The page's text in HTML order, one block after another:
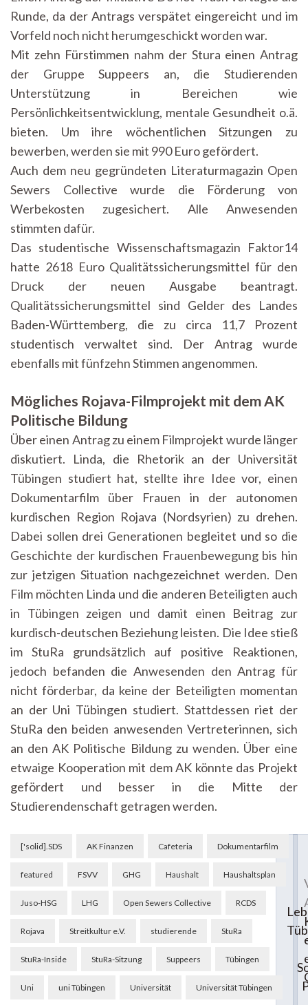
Runde, da der Antrags verspätet eingereicht und im
Vorfeld noch nicht herumgeschickt worden war.
Mit zehn Fürstimmen nahm der Stura einen Antrag
der Gruppe Suppeers an, die Studierenden
Unterstützung in Bereichen wie
Persönlichkeitsentwicklung, mentale Gesundheit o.ä.
bieten. Um ihre wöchentlichen Sitzungen zu
bewerben, werden sie mit 990 Euro gefördert.
Auch dem neu gegründeten Literaturmagazin Open
Sewers Collective wurde die Förderung von
Werbekosten zugesichert. Alle Anwesenden
stimmten dafür.
Das studentische Wissenschaftsmagazin Faktor14
hatte 2618 Euro Qualitätssicherungsmittel für den
Druck der neuen Ausgabe beantragt.
Qualitätssicherungsmittel sind Gelder des Landes
Baden-Württemberg, die zu circa 11,7 Prozent
studentisch verwaltet sind. Der Antrag wurde
ebenfalls mit fünfzehn Stimmen angenommen.
Mögliches Rojava-Filmprojekt mit dem AK
Politische Bildung
Über einen Antrag zu einem Filmprojekt wurde länger
diskutiert. Linda, die Rhetorik an der Universität
Tübingen studiert hat, stellte ihre Idee vor, einen
Dokumentarfilm über Frauen in der autonomen
kurdischen Region Rojava (Nordsyrien) zu drehen.
Dabei sollen drei Generationen begleitet und so die
Geschichte der kurdischen Frauenbewegung bis hin
zur jetzigen Situation nachgezeichnet werden. Den
Film möchten Linda und die anderen Beteiligten auch
in Tübingen zeigen und damit einen Beitrag zur
kurdisch-deutschen Beziehung leisten. Die Idee stieß
im StuRa grundsätzlich auf positive Reaktionen,
jedoch befanden die Anwesenden den Antrag für
nicht förderbar, da keine der Beteiligten momentan
an der Uni Tübingen studiert. Stattdessen riet der
StuRa den beiden anwesenden Vertreterinnen, sich
an den AK Politische Bildung zu wenden. Über eine
etwaige Kooperation mit dem AK könnte das Projekt
gefördert und besser in die Mitte der
Studierendenschaft getragen werden.
['solid].SDS AK Finanzen Cafeteria Dokumentarfilm
featured FSVV GHG Haushalt Haushaltsplan
Juso-HSG LHG Open Sewers Collective RCDS
Rojava Streitkultur e.V. studierende StuRa
StuRa-Inside StuRa-Sitzung Suppeers Tübingen
Uni uni Tübingen Universität Universität Tübingen
Beitragsnavigation